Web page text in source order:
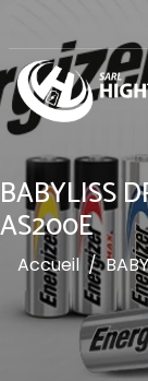
BABYLISS
AS200E
Accueil /